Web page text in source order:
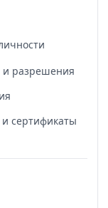
разрешения
сертификаты